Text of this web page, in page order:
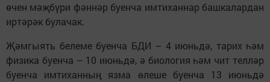
өчен мәҗбүри фәннәр буенча имтиханнар башкалардан
иртәрәк булачак.
Җәмгыять белеме буенча БДИ – 4 июньдә, тарих һәм
физика буенча – 10 июньдә, ә биология һәм чит телләр
буенча имтиханның язма өлеше буенча 13 июньдә